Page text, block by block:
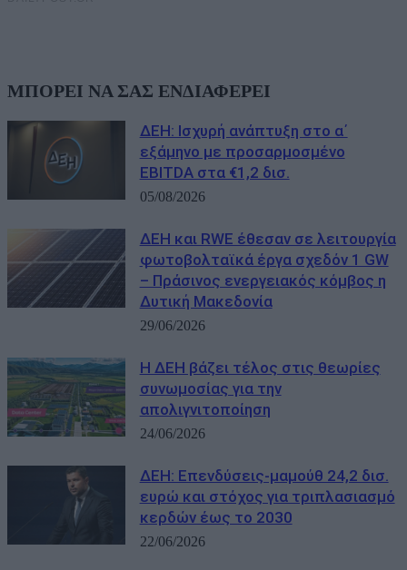
ΜΠΟΡΕΙ ΝΑ ΣΑΣ ΕΝΔΙΑΦΕΡΕΙ
ΔΕΗ: Ισχυρή ανάπτυξη στο α΄
εξάμηνο με προσαρμοσμένο
EBITDA στα €1,2 δισ.
05/08/2026
ΔΕΗ και RWE έθεσαν σε λειτουργία
φωτοβολταϊκά έργα σχεδόν 1 GW
– Πράσινος ενεργειακός κόμβος η
Δυτική Μακεδονία
29/06/2026
Η ΔΕΗ βάζει τέλος στις θεωρίες
συνωμοσίας για την
απολιγνιτοποίηση
24/06/2026
ΔΕΗ: Επενδύσεις-μαμούθ 24,2 δισ.
ευρώ και στόχος για τριπλασιασμό
κερδών έως το 2030
22/06/2026